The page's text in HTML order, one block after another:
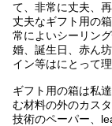
て、非常に丈夫、
丈夫なギフト用の
常によいシーリン
婚、誕生日、赤ん
イン等はにとって
ギフト用の箱は私
む材料の外のカス
技術のペーパー、